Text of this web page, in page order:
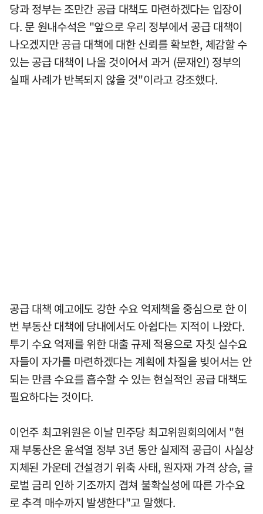
당과 정부는 조만간 공급 대책도 마련하겠다는 입장이
다. 문 원내수석은 "앞으로 우리 정부에서 공급 대책이
나오겠지만 공급 대책에 대한 신뢰를 확보한, 체감할 수
있는 공급 대책이 나올 것이어서 과거 (문재인) 정부의
실패 사례가 반복되지 않을 것"이라고 강조했다.
공급 대책 예고에도 강한 수요 억제책을 중심으로 한 이
번 부동산 대책에 당내에서도 아쉽다는 지적이 나왔다.
투기 수요 억제를 위한 대출 규제 적용으로 자칫 실수요
자들이 자가를 마련하겠다는 계획에 차질을 빚어서는 안
되는 만큼 수요를 흡수할 수 있는 현실적인 공급 대책도
필요하다는 것이다.
이언주 최고위원은 이날 민주당 최고위원회의에서 "현
재 부동산은 윤석열 정부 3년 동안 실제적 공급이 사실상
지체된 가운데 건설경기 위축 사태, 원자재 가격 상승, 글
로벌 금리 인하 기조까지 겹쳐 불확실성에 따른 가수요
로 추격 매수까지 발생한다"고 말했다.